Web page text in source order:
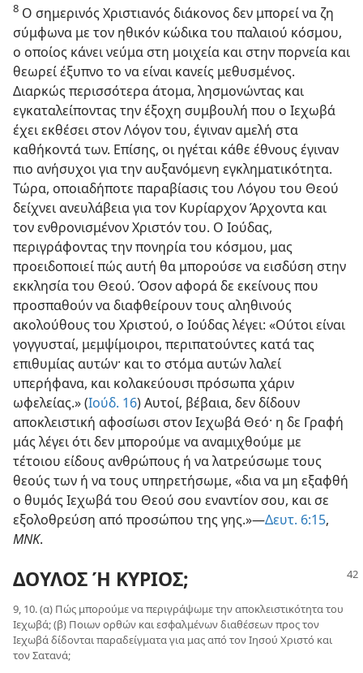
8 Ο σημερινός Χριστιανός διάκονος δεν μπορεί να ζη
σύμφωνα με τον ηθικόν κώδικα του παλαιού κόσμου,
ο οποίος κάνει νεύμα στη μοιχεία και στην πορνεία και
θεωρεί έξυπνο το να είναι κανείς μεθυσμένος.
Διαρκώς περισσότερα άτομα, λησμονώντας και
εγκαταλείποντας την έξοχη συμβουλή που ο Ιεχωβά
έχει εκθέσει στον Λόγον του, έγιναν αμελή στα
καθήκοντά των. Επίσης, οι ηγέται κάθε έθνους έγιναν
πιο ανήσυχοι για την αυξανόμενη εγκληματικότητα.
Τώρα, οποιαδήποτε παραβίασις του Λόγου του Θεού
δείχνει ανευλάβεια για τον Κυρίαρχον Άρχοντα και
τον ενθρονισμένον Χριστόν του. Ο Ιούδας,
περιγράφοντας την πονηρία του κόσμου, μας
προειδοποιεί πώς αυτή θα μπορούσε να εισδύση στην
εκκλησία του Θεού. Όσον αφορά δε εκείνους που
προσπαθούν να διαφθείρουν τους αληθινούς
ακολούθους του Χριστού, ο Ιούδας λέγει: «Ούτοι είναι
γογγυσταί, μεμψίμοιροι, περιπατούντες κατά τας
επιθυμίας αυτών· και το στόμα αυτών λαλεί
υπερήφανα, και κολακεύουσι πρόσωπα χάριν
ωφελείας.» (Ιούδ. 16) Αυτοί, βέβαια, δεν δίδουν
αποκλειστική αφοσίωσι στον Ιεχωβά Θεό· η δε Γραφή
μάς λέγει ότι δεν μπορούμε να αναμιχθούμε με
τέτοιου είδους ανθρώπους ή να λατρεύσωμε τους
θεούς των ή να τους υπηρετήσωμε, «δια να μη εξαφθή
ο θυμός Ιεχωβά του Θεού σου εναντίον σου, και σε
εξολοθρεύση από προσώπου της γης.»—Δευτ. 6:15,
ΜΝΚ.
ΔΟΥΛΟΣ Ή ΚΥΡΙΟΣ;
9, 10. (α) Πώς μπορούμε να περιγράψωμε την αποκλειστικότητα του
Ιεχωβά; (β) Ποιων ορθών και εσφαλμένων διαθέσεων προς τον
Ιεχωβά δίδονται παραδείγματα για μας από τον Ιησού Χριστό και
τον Σατανά;